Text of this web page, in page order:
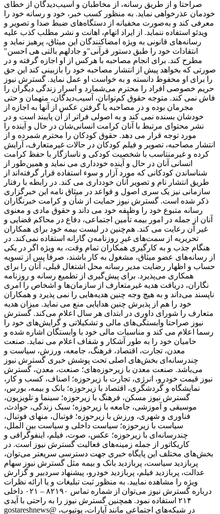
صراحتا و از طریق رسانه، از مخاطبان و آسیب‌دیدگان از خطای
خودمان عذرخواهی نماید. به منظور کسب خبر، خود و رسانه خود را
معرفی کند و به‌صورت مخفیانه از دستگاه‌های ضبط صدا و تصویر و
ویدئو استفاده ننماید. از ایراد اتهام، اهانت و نشر مطلب کذب علیه
رسانه‌های قانونی به ‌ویژه امضاکنندگان این میثاق، پرهیز نماید و
انتقادات‌ خود را طبق دستور قرآنی"و جادلهم بالتی هی احسن"
مطرح کند. برای انجام مصاحبه با هرکس از او اجازه گرفته و در
صورتی که بخواهد پیش از انتشار مصاحبه خود را بازبینی کند این حق
را برای او محفوظ دانسته و به خواست او عمل نماید. گسترش نیوز
حریم خصوصی افراد را محترم می‌شمارد و اسرار زندگی دیگران را
فاش نمی کند. متوجه حقوق کم‌توانان، آسیب‌دیدگان، متهمان و حتی
مجرمان بوده و در مصاحبه یا گرفتن عکس از آنها به اجازه از
خودشان بسنده نمی کند و به اصولی فراتر از آن پایبند است و در
نشر محتوای مرتبط با آنان کرامت انسانی‌شان در حال و آینده را
مورد توجه قرار می دهد. حقوق کودکان را محترم شمرده و از
انتشار مصاحبه، تصویر و فیلم کودکان در حالات غیرمتعارف، آرایش
کرده و غیرمنتاسب با شخصیت کودکی و ناسازگار با حفظ کرامت
انسانی آنان در حال و آینده خودداری می نماید و همین‌طور از
شناساندن کودکانی که مورد آزار و سوء استفاده قرار گرفته‌اند از
طریق انتشار نام و تصویر آنان خودداری می کند. در رابطه با رفتار
سازمانی نیز یک سری اصول و قواعد در میثاق نامه این خبرگزاری
ذکر شده است. گسترش نیوز حمایت از شأن و کرامت خبرنگاران
رسانه متبوع خود را وظیفه خود می داند و حقوق مادی و معنوی
آنان از جمله در امور بیمه تأمین اجتماعی، دفاع در محاکم قضایی و
غیر آن رعایت می کند. هم‌چنین در لیست بیمه خود برای همکاران
تحریریه از سمت‌های غیرِ روزنامه‌ن گارانه استفاده نمی‌کند. در
هنگام جذب و به کارگیری همکاران تمام وقت، به ‌ویژه اگر در یکی
از رسانه‌های عضو میثاق، مشغول به کار باشند، صرفا پس از تسویه‌
حساب و اظهار رضایت مدیر رسانه محل اشتغال قبلی، آنان را برای
همکاری می‌پذیرد. برای پیش‌گیری از تطمیع رسانه و روزنامه
‌نگاران، دریافت هدیه غیرمتعارف از سازمان‌ها و اشخاص را امری
ناپسند می‌داند و به ‌هیچ ‌وجه چنین هدیه‌هایی را نمی پذیرد و همکاران
خود را هم از پذیرش چنین هدایایی منع می نماید. میزان هدیه
متعارف را شورای داوری در ابتدای هر سال اعلام می‌کند. گسترش
نیوز صراحتا وابستگی‌های مالی و تشکیلاتی و گرایش‌های خود را
رسما اعلام می کند و مناسبات مالی خود با وابستگان اشاره شده و
حامیان خود را به ‌طور آشکار و شفاف اعلام می نماید. صنعت
معدن، تجارت، اقتصاد، فرهنگ، جامعه، ورزش، سیاست و
چندرسانه‌ای بخش‌های اصلی تحت پوشش خبری گسترش نیوز
می‌باشد. صنعت معدن با زیرحوزه‌های؛ صنعت، معدن، گسترش
نیوز قیمت خودرو، انرژی، تجارت با زیرحوزه؛ اصناف، کسب و کار،
نمایشگاه و گردشگری، اقتصاد با زیرحوزه؛ بانک و بیمه، بورس،
گسترش نیوز مسکن، فرهنگ با زیرحوزه؛ سینما و تلویزیون،
موسیقی و آموزشی، جامعه با زیرحوزه؛ سبک زندگی، حوادث،
فناوری و شهری، ورزش با زیرحوزه؛ فوتبال، منهای فوتبال،
سیاست با زیرحوزه؛ سیاست داخلی و سیاست بین الملل،
چندرسانه‌ای با زیرحوزه؛ عکس، صوت، فیلم، اینفوگرافی و
کاریکاتور از جمله زمینه‌های فعالیت گسترش نیوز است. در
بخش‌های مختلف این پایگاه خبری جهت دسترسی سریعتر می‌توان،
پربازدید سیاست، پربازدید بانک و بیمه مثل گسترش نیوز سهام
عدالت، پربازدید فیلم، پربازدید خودرو، پیشنهاد سردبیر و گزارش
ویژه را مشاهده نمایید. به منظور ثبت تبلیغات و یا ارائه نظرات
درباره گسترش نیوز می‌توان از شماره تماس ۸۲۱۹۰ – ۰۲۱ داخلی
۲۱۴ استفاده نمود. همچنین گسترش نیوز را به راحتی با آیدی
gostareshnews@ در شبکه‌های اجتماعی مانند آپارات، یوتیوب،